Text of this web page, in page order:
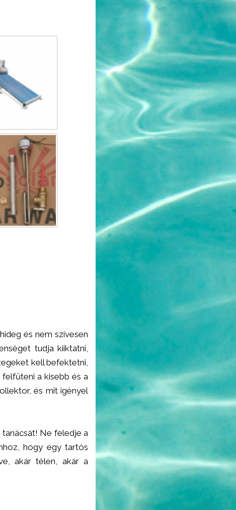
és nem szívesen
tudja kiiktatni,
kell befektetni,
a kisebb és a
és mit igényel
Ne feledje a
hogy egy tartós
akár télen, akár a